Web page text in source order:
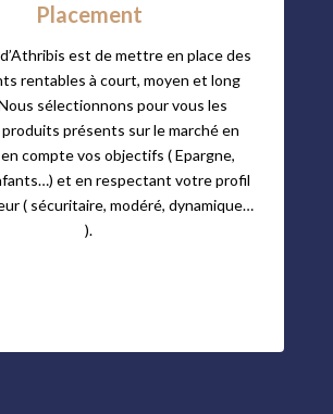
Placement
est de mettre en place des
rentables à court, moyen et long
sélectionnons pour vous les
présents sur le marché en
compte vos objectifs ( Epargne,
et en respectant votre profil
( sécuritaire, modéré, dynamique…
).